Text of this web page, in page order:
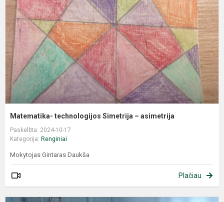
Matematika- technologijos Simetrija – asimetrija
Paskelbta: 2024-10-17
Kategorija: Renginiai
Mokytojas Gintaras Daukša
Plačiau